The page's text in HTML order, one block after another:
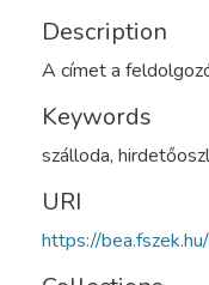
Description
A címet a
Keywords
szálloda,
URI
https://